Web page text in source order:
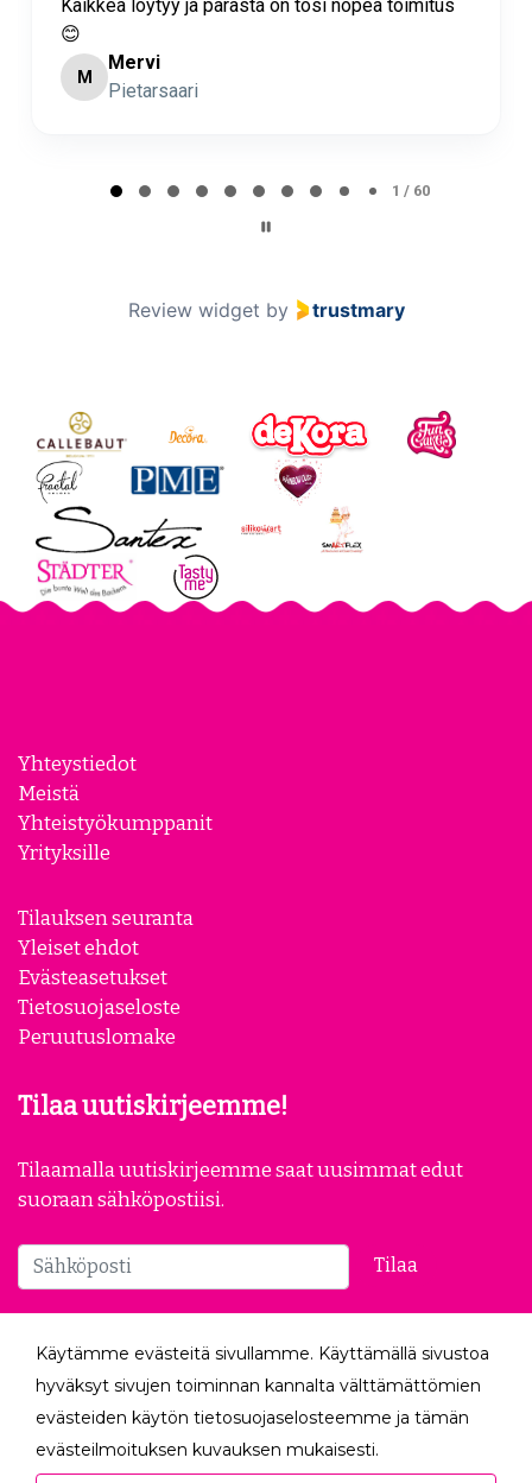
Nopea toimitus ja super asiakaspalvelua 🩷
ML Minna Lehto
by trustmary
Yhteystiedot
Yhteistyökumppanit
Yrityksille
Tilauksen seuranta
Yleiset ehdot
Tietosuojaseloste
Tilaa uutiskirjeemme!
Tilaamalla uutiskirjeemme saat uusimmat edut
Seuraa meitä
Käytämme evästeitä sivullamme. Käyttämällä sivustoa
hyväksyt sivujen toiminnan kannalta välttämättömien
evästeiden käytön tietosuojaselosteemme ja tämän
evästeilmoituksen kuvauksen mukaisesti.